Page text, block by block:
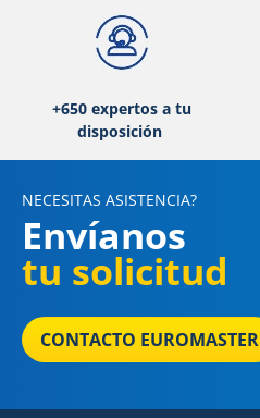
+650 expertos a tu
disposición
NECESITAS ASISTENCIA?
Envíanos
tu solicitud
CONTACTO EUROMASTER